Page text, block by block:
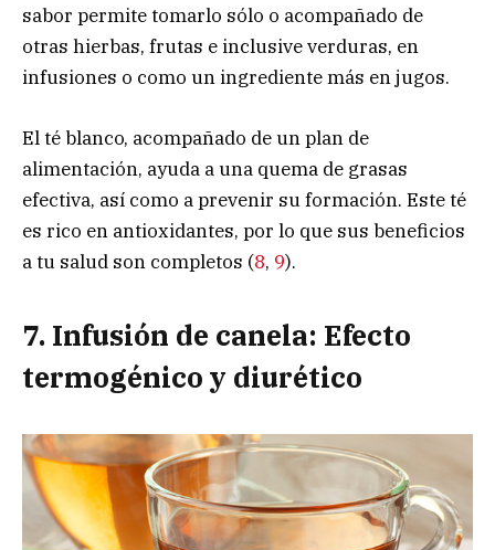
sabor permite tomarlo sólo o acompañado de
otras hierbas, frutas e inclusive verduras, en
infusiones o como un ingrediente más en jugos.
El té blanco, acompañado de un plan de
alimentación, ayuda a una quema de grasas
efectiva, así como a prevenir su formación. Este té
es rico en antioxidantes, por lo que sus beneficios
a tu salud son completos (8, 9).
7. Infusión de canela: Efecto
termogénico y diurético